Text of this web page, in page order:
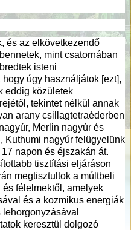
és az elkövetkezendő
mint csatornában
isteni
úgy használjátok [ezt],
eddig közületek
tekintet nélkül annak
arany csillagtetraéderben
Merlin nagyúr és
Kuthumi nagyúr felügyelünk
napon és éjszakán át.
tisztítási eljáráson
megtisztultok a múltbeli
félelmektől, amelyek
és a kozmikus energiák
keresztül dolgozó